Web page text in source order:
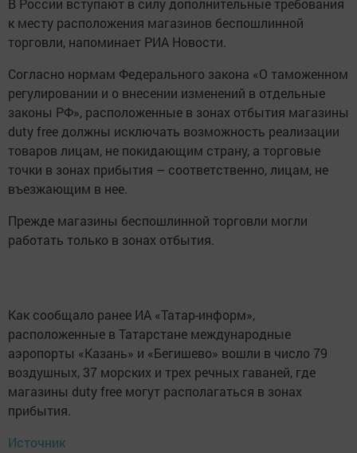
В России вступают в силу дополнительные требования
к месту расположения магазинов беспошлинной
торговли, напоминает РИА Новости.
Согласно нормам Федерального закона «О таможенном
регулировании и о внесении изменений в отдельные
законы РФ», расположенные в зонах отбытия магазины
duty free должны исключать возможность реализации
товаров лицам, не покидающим страну, а торговые
точки в зонах прибытия – соответственно, лицам, не
въезжающим в нее.
Прежде магазины беспошлинной торговли могли
работать только в зонах отбытия.
Как сообщало ранее ИА «Татар-информ»,
расположенные в Татарстане международные
аэропорты «Казань» и «Бегишево» вошли в число 79
воздушных, 37 морских и трех речных гаваней, где
магазины duty free могут располагаться в зонах
прибытия.
Источник